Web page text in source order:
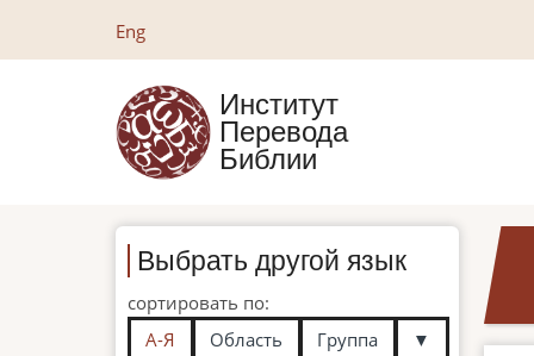
содержанию
Eng
Институт
Перевода
Библии
Выбрать другой язык
сортировать по:
А-Я
Область Группа ▼